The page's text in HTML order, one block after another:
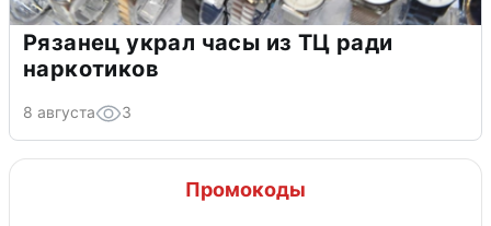
Рязанец украл часы из ТЦ ради
наркотиков
8 августа 3
Промокоды